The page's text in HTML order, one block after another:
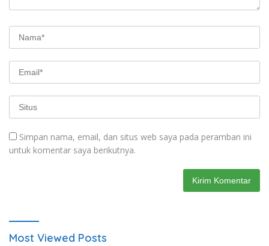
Simpan nama, email, dan situs web saya pada peramban ini
untuk komentar saya berikutnya.
Most Viewed Posts